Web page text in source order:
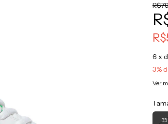
6 x
3%
Ver
35